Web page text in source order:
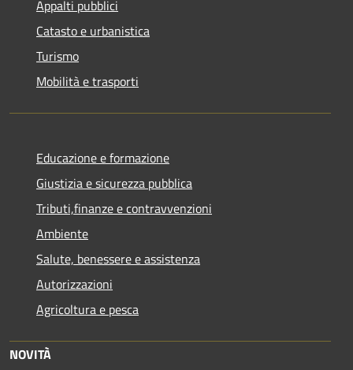
Appalti pubblici
Catasto e urbanistica
Turismo
Mobilità e trasporti
Educazione e formazione
Giustizia e sicurezza pubblica
Tributi,finanze e contravvenzioni
Ambiente
Salute, benessere e assistenza
Autorizzazioni
Agricoltura e pesca
NOVITÀ